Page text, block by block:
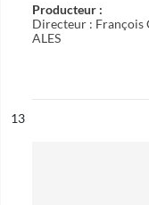
Producteur :
Directeur : François
ALES
n°
13